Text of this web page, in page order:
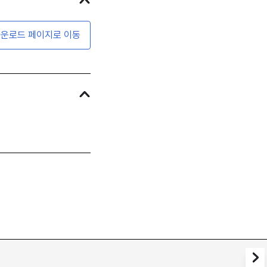
로드 페이지로 이동